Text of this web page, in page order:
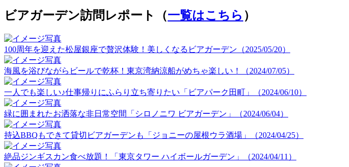
ビアガーデン訪問レポート（一覧はこちら ）
100周年を迎えた松屋銀座で贅沢体験！美しくなるビアガーデン（2025/05/20）
海風を浴びながらビールで乾杯！東京湾納涼船がめちゃ楽しい！（2024/07/05）
一人でも楽しい♪仕事帰りにふらり立ち寄りたい「ビアパーク田町」（2024/06/10）
緑に囲まれたお洒落な非日常空間「シロノニワ ビアガーデン」（2024/06/04）
持込BBQもできて貸切ビアガーデンも「ジョニーの屋根ウラ酒場」（2024/04/25）
絶品ジンギスカン食べ放題！「東京タワー ハイボールガーデン」（2024/04/11）